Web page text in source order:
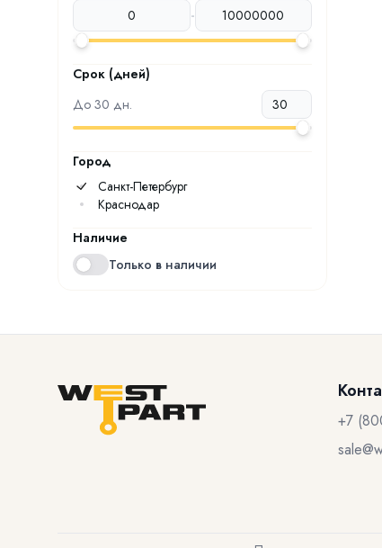
-
Срок (дней)
До 30 дн.
Город
Санкт-Петербург
Краснодар
Наличие
Только в наличии
+7